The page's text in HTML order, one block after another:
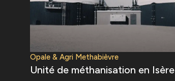
Opale & Agri Methabièvre
Unité de méthanisation en Isère